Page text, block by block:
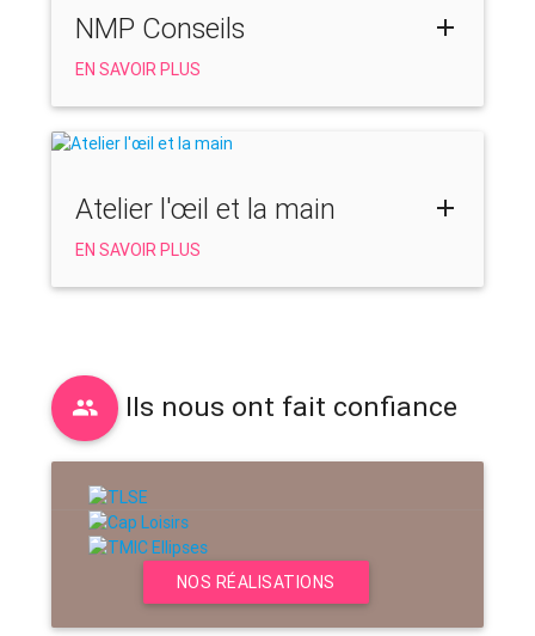
NMP Conseils
EN SAVOIR PLUS
Atelier l'œil et la main
EN SAVOIR PLUS
Ils nous ont fait confiance
NOS RÉALISATIONS